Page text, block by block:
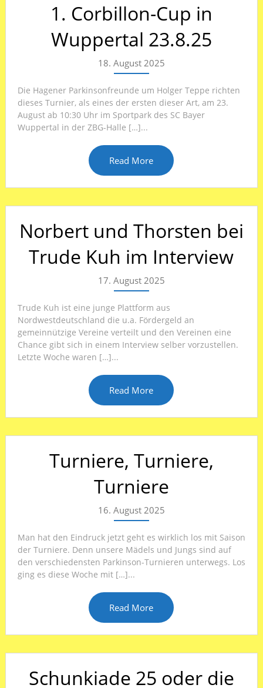
1. Corbillon-Cup in
Wuppertal 23.8.25
18. August 2025
Die Hagener Parkinsonfreunde um Holger Teppe richten
dieses Turnier, als eines der ersten dieser Art, am 23.
August ab 10:30 Uhr im Sportpark des SC Bayer
Wuppertal in der ZBG-Halle […]...
Read More
Norbert und Thorsten bei
Trude Kuh im Interview
17. August 2025
Trude Kuh ist eine junge Plattform aus
Nordwestdeutschland die u.a. Fördergeld an
gemeinnützige Vereine verteilt und den Vereinen eine
Chance gibt sich in einem Interview selber vorzustellen.
Letzte Woche waren […]...
Read More
Turniere, Turniere,
Turniere
16. August 2025
Man hat den Eindruck jetzt geht es wirklich los mit Saison
der Turniere. Denn unsere Mädels und Jungs sind auf
den verschiedensten Parkinson-Turnieren unterwegs. Los
ging es diese Woche mit […]...
Read More
Schunkiade 25 oder die